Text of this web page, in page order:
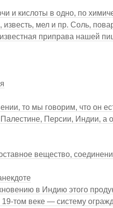
и кислоты в одно, по
известь, мел и пр. Соль,
приправа нашей
то мы говорим, что он
Персии, Индии, а
вещество,
в Индию этого
том веке — систему